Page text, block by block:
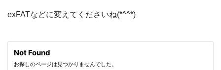
exFATなどに変えてくださいね(*^^*)